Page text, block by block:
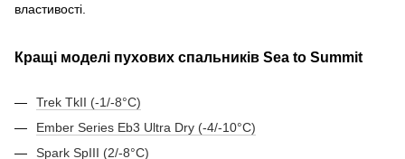
властивості.
Кращі моделі пухових спальників Sea to Summit
Trek TkII (-1/-8°C)
Ember Series Eb3 Ultra Dry (-4/-10°C)
Spark SpIII (2/-8°C)